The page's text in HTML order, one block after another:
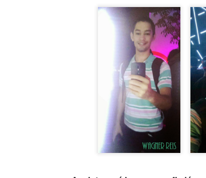
Se quiser baixar o arquivo em formato PDF, para
máxima e ampliar o quanto